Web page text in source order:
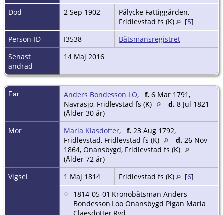
Död
2 Sep 1902
Pålycke Fattiggården,
Fridlevstad fs (K)
[5]
Person-ID
I3538
Båtsmansregistret
Senast
ändrad
14 Maj 2016
Far Anders Bondesson LO, f. 6 Mar 1791,
Nävrasjö, Fridlevstad fs (K)
d. 8 Jul 1821
(Ålder 30 år)
Mor
Maria Klasdotter, f. 23 Aug 1792,
Fridlevstad, Fridlevstad fs (K)
d. 26 Nov
1864, Onansbygd, Fridlevstad fs (K)
(Ålder 72 år)
Vigsel
1 Maj 1814 Fridlevstad fs (K) [6]
1814-05-01 Kronobåtsman Anders
Bondesson Loo Onansbygd Pigan Maria
Claesdotter Ryd